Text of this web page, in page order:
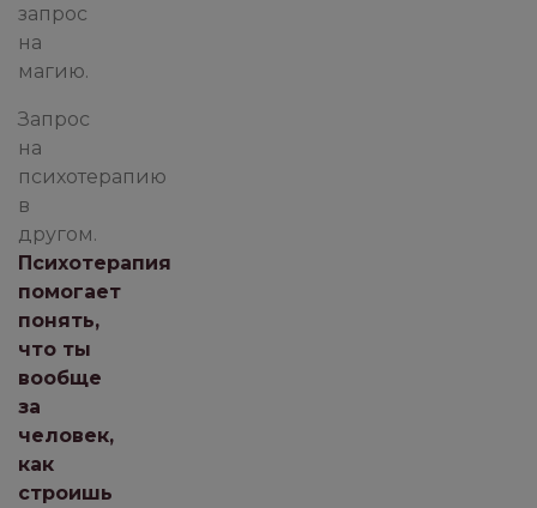
запрос
на
магию.
Запрос
на
психотерапию
в
другом.
Психотерапия
помогает
понять,
что ты
вообще
за
человек,
как
строишь